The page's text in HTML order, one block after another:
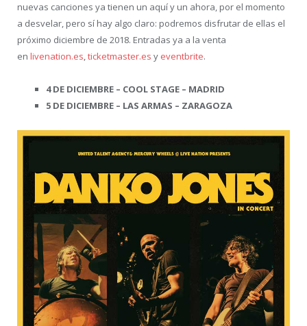
nuevas canciones ya tienen un aquí y un ahora, por el momento
a desvelar, pero sí hay algo claro: podremos disfrutar de ellas el
próximo diciembre de 2018. Entradas ya a la venta
en livenation.es,ticketmaster.es y eventbrite.
4 DE DICIEMBRE – COOL STAGE – MADRID
5 DE DICIEMBRE – LAS ARMAS – ZARAGOZA